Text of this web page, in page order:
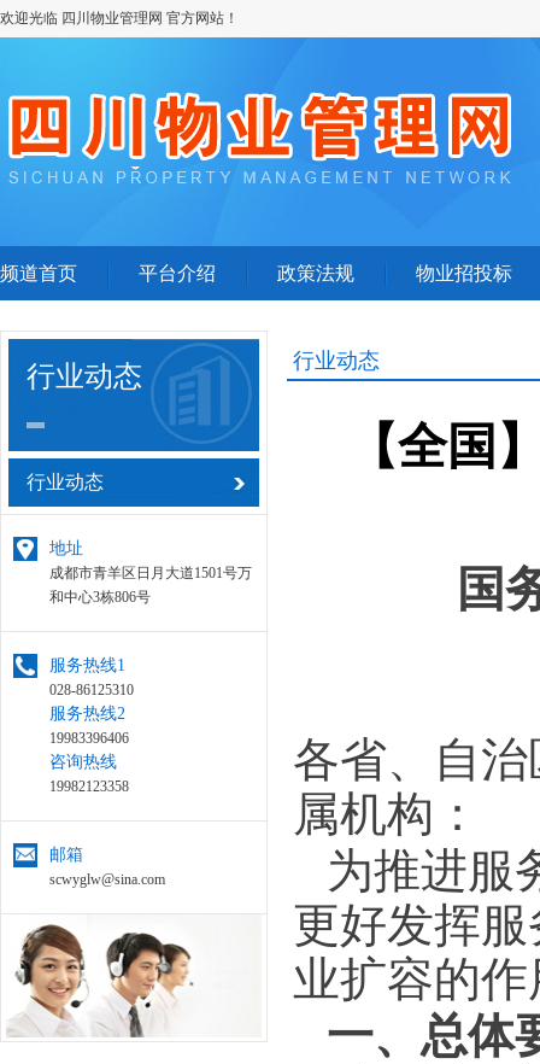
欢迎光临 四川物业管理网 官方网站！
频道首页 平台介绍 政策法规 物业招投标
行业动态
行业动态
地址
成都市青羊区日月大道1501号万
和中心3栋806号
服务热线1
028-86125310
服务热线2
19983396406
咨询热线
19982123358
邮箱
scwyglw@sina.com
行业动态
【全国
国
各省、自
属机构：
为推进服
更好发挥
业扩容的
一、总体